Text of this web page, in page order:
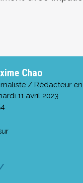
Chao
/ Rédacteur
11 avril 2023